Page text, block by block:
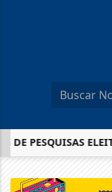
DE PESQUISAS